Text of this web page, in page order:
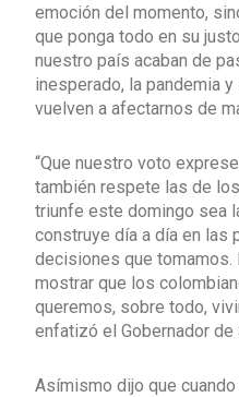
emoción del momento,
que ponga todo en su
nuestro país acaban de
inesperado, la pandemia
vuelven a afectarnos de
“Que nuestro voto
también respete las de
triunfe este domingo sea
construye día a día en las
decisiones que
mostrar que los
queremos, sobre todo,
enfatizó el Gobernador de
Asímismo dijo que